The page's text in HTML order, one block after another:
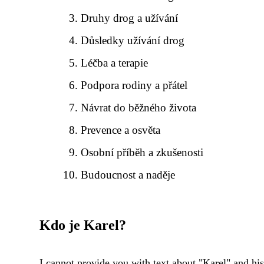
Druhy drog a užívání
Důsledky užívání drog
Léčba a terapie
Podpora rodiny a přátel
Návrat do běžného života
Prevence a osvěta
Osobní příběh a zkušenosti
Budoucnost a naděje
Kdo je Karel?